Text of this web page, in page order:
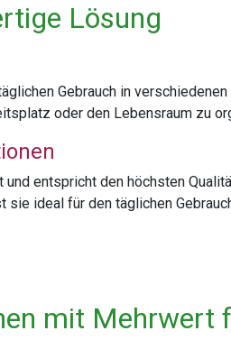
Lösung
Gebrauch in
oder den Lebensraum zu
entspricht den höchsten
sie ideal für den täglichen
mit Mehrwert